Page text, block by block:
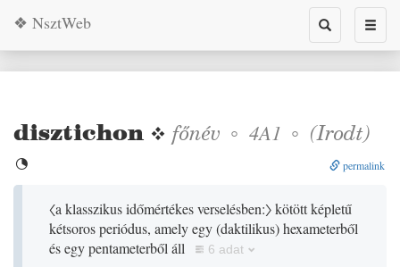
Toggle
search
❖ NsztWeb
disztichon ❖ főnév ◦ 4A1 ◦ (Irodt)
 permalink
〈a klasszikus időmértékes verselésben:〉kötött képletű
kétsoros periódus, amely egy(daktilikus)hexameterből
és egy pentameterből áll
6 adat